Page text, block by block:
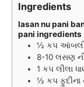
Ingredients
lasan nu pani
pani ingredients
½ કપ
8-10 લસણ
1 કપ લીલા
½ કપ ફુદીના